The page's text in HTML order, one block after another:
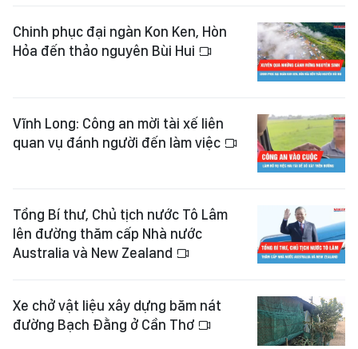
Chinh phục đại ngàn Kon Ken, Hòn
Hỏa đến thảo nguyên Bùi Hui
Vĩnh Long: Công an mời tài xế liên
quan vụ đánh người đến làm việc
Tổng Bí thư, Chủ tịch nước Tô Lâm
lên đường thăm cấp Nhà nước
Australia và New Zealand
Xe chở vật liệu xây dựng băm nát
đường Bạch Đằng ở Cần Thơ